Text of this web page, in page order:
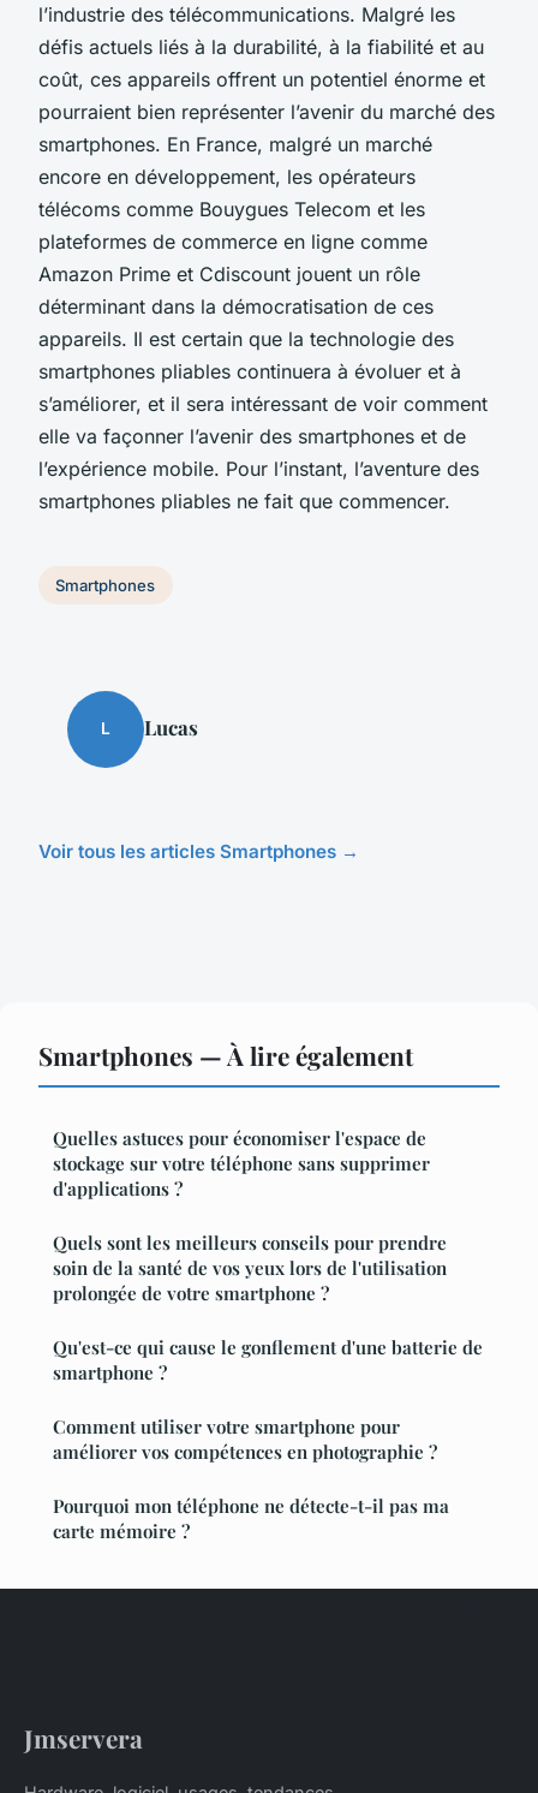
l’industrie des télécommunications. Malgré les
défis actuels liés à la durabilité, à la fiabilité et au
coût, ces appareils offrent un potentiel énorme et
pourraient bien représenter l’avenir du marché des
smartphones. En France, malgré un marché
encore en développement, les opérateurs
télécoms comme Bouygues Telecom et les
plateformes de commerce en ligne comme
Amazon Prime et Cdiscount jouent un rôle
déterminant dans la démocratisation de ces
appareils. Il est certain que la technologie des
smartphones pliables continuera à évoluer et à
s’améliorer, et il sera intéressant de voir comment
elle va façonner l’avenir des smartphones et de
l’expérience mobile. Pour l’instant, l’aventure des
smartphones pliables ne fait que commencer.
Smartphones
L Lucas
Voir tous les articles Smartphones →
Smartphones — À lire également
Quelles astuces pour économiser l'espace de
stockage sur votre téléphone sans supprimer
d'applications ?
Quels sont les meilleurs conseils pour prendre
soin de la santé de vos yeux lors de l'utilisation
prolongée de votre smartphone ?
Qu'est-ce qui cause le gonflement d'une batterie de
smartphone ?
Comment utiliser votre smartphone pour
améliorer vos compétences en photographie ?
Pourquoi mon téléphone ne détecte-t-il pas ma
carte mémoire ?
Jmservera